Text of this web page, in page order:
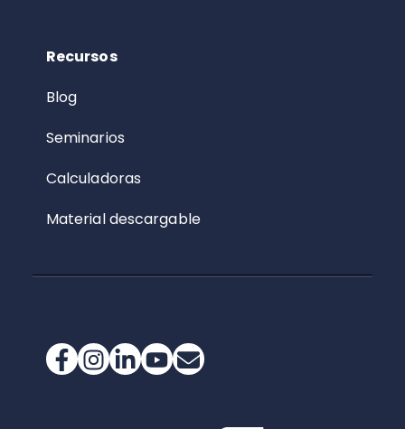
Recursos
Blog
Seminarios
Calculadoras
Material descargable